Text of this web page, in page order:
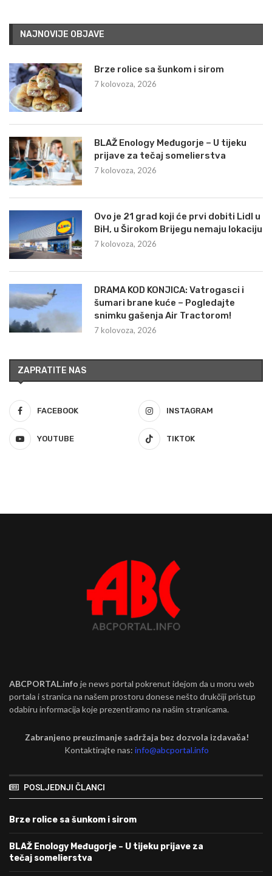
NAJNOVIJE OBJAVE
Brze rolice sa šunkom i sirom
7 kolovoza, 2026
BLAŽ Enology Međugorje – U tijeku
prijave za tečaj somelierstva
7 kolovoza, 2026
Ovo je 21 grad koji će prvi dobiti Lidl u
BiH, u Širokom Brijegu nemaju lokaciju
7 kolovoza, 2026
DRAMA KOD KONJICA: Vatrogasci i
šumari brane kuće – Pogledajte
snimku gašenja Air Tractorom!
7 kolovoza, 2026
ZAPRATITE NAS
FACEBOOK INSTAGRAM
YOUTUBE TIKTOK
ABCPORTAL.info je news portal pokrenut idejom da u moru web
portala i stranica na našem prostoru donese nešto drukčiji pristup
odabiru informacija koje prezentiramo na našim stranicama.
Zabranjeno preuzimanje sadržaja bez dozvola izdavača!
Kontaktirajte nas:info@abcportal.info
POSLJEDNJI ČLANCI
Brze rolice sa šunkom i sirom
BLAŽ Enology Međugorje – U tijeku prijave za
tečaj somelierstva